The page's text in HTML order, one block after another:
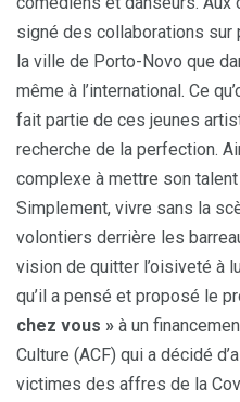
signé des collaborations sur
la ville de Porto-Novo que
même à l’international. Ce
fait partie de ces jeunes
recherche de la perfection.
complexe à mettre son
Simplement, vivre sans la
volontiers derrière les
vision de quitter l’oisiveté à
qu’il a pensé et proposé le
chez vous » à un
Culture (ACF) qui a décidé
victimes des affres de la